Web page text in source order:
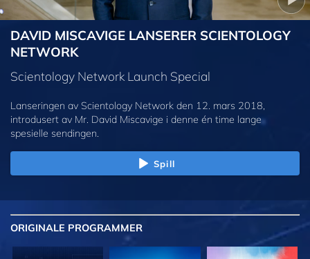
DAVID MISCAVIGE LANSERER SCIENTOLOGY
NETWORK
Scientology Network Launch Special
Lanseringen av Scientology Network den 12. mars 2018,
introdusert av Mr. David Miscavige i denne én time lange
spesielle sendingen.
Spill
ORIGINALE PROGRAMMER